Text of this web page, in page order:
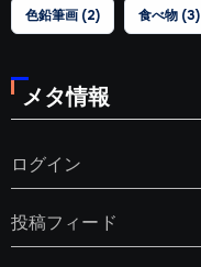
色鉛筆画(2) 食べ物(3)
メタ情報
ログイン
投稿フィード